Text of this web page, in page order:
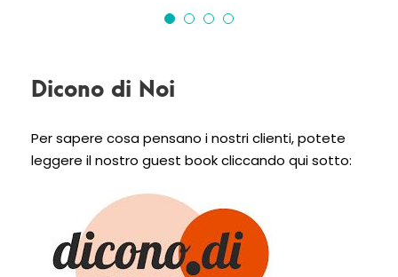
Dicono di Noi
Per sapere cosa pensano i nostri clienti, potete
leggere il nostro guest book cliccando qui sotto: